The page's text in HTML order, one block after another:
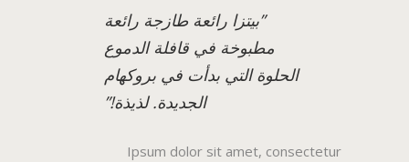
”بيتزا رائعة طازجة رائعة
مطبوخة في قافلة الدموع
الحلوة التي بدأت في بروكهام
الجديدة. لذيذة!”
Ipsum dolor sit amet, consectetur